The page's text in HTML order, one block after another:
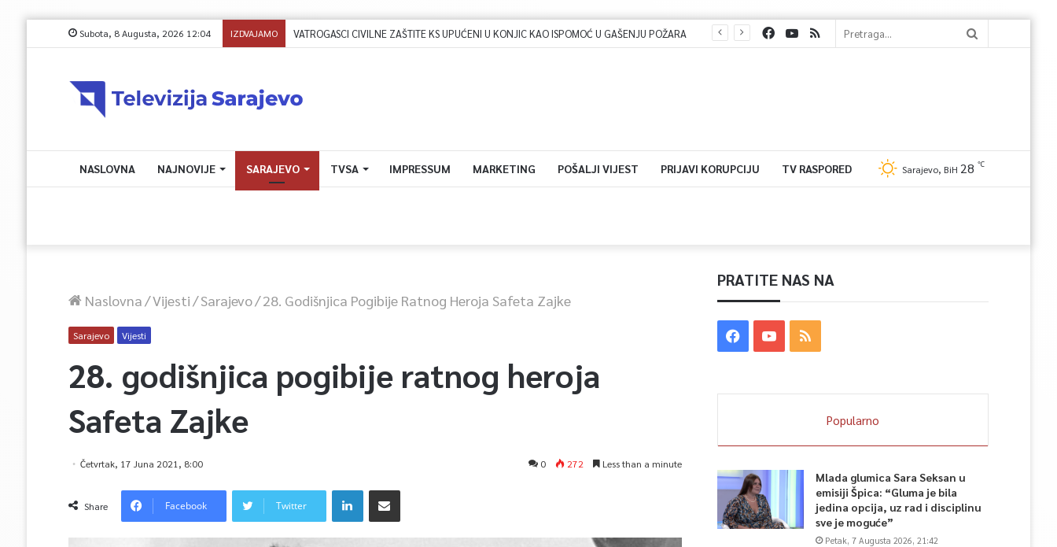
Subota, 8 Augusta, 2026 12:04 IZDVAJAMO
NASLOVNA NAJNOVIJE SARAJEVO TVSA IMPRESSUM MARKETING POŠALJI VIJEST PRIJAVI KORUPCIJU TV RASPORED Sarajevo, BiH 28 ℃
Naslovna/Vijesti/Sarajevo/28. Godišnjica Pogibije Ratnog Heroja Safeta Zajke
Sarajevo Vijesti
28. godišnjica pogibije ratnog heroja
Safeta Zajke
Četvrtak, 17 Juna 2021, 8:00 0 272 Less than a minute
Share Facebook Twitter
PRATITE NAS NA
Popularno
Mlada glumica Sara Seksan u
emisiji Špica: “Gluma je bila
jedina opcija, uz rad i disciplinu
sve je moguće”
Petak, 7 Augusta 2026, 21:42